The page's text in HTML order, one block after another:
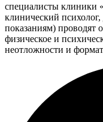
специалисты клиники
клинический
показаниям) проводят
физическое и
неотложности и